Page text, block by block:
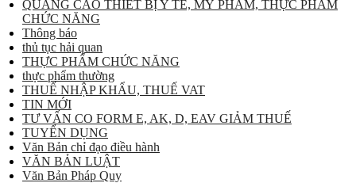
QUẢNG CÁO THIẾT BỊ Y TẾ, MỸ PHẨM, THỰC PHẨM
CHỨC NĂNG
Thông báo
thủ tục hải quan
THỰC PHẨM CHỨC NĂNG
thực phẩm thường
THUẾ NHẬP KHẨU, THUẾ VAT
TIN MỚI
TƯ VẤN CO FORM E, AK, D, EAV GIẢM THUẾ
TUYỂN DỤNG
Văn Bản chỉ đạo điều hành
VĂN BẢN LUẬT
Văn Bản Pháp Quy